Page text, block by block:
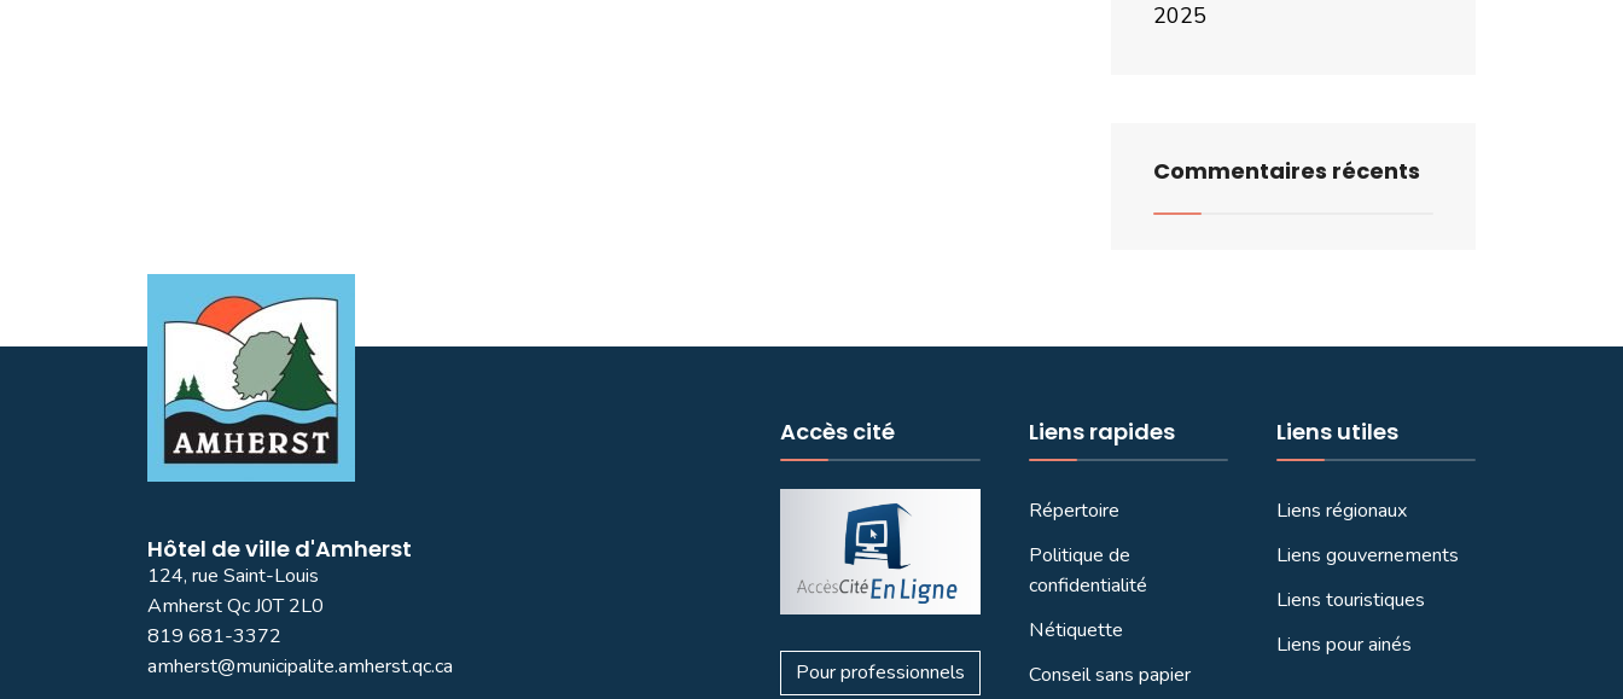
2025
Commentaires récents
Hôtel de ville d'Amherst
124, rue Saint-Louis
Amherst Qc J0T 2L0
819 681-3372
amherst@municipalite.amherst.qc.ca
Accès cité
Pour professionnels
Liens rapides
Répertoire
Politique de
confidentialité
Nétiquette
Conseil sans papier
Liens utiles
Liens régionaux
Liens gouvernements
Liens touristiques
Liens pour ainés